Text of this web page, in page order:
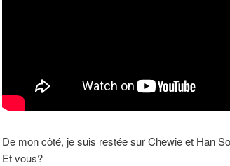
De mon côté, je suis restée sur Chewie et Han
Et vous?